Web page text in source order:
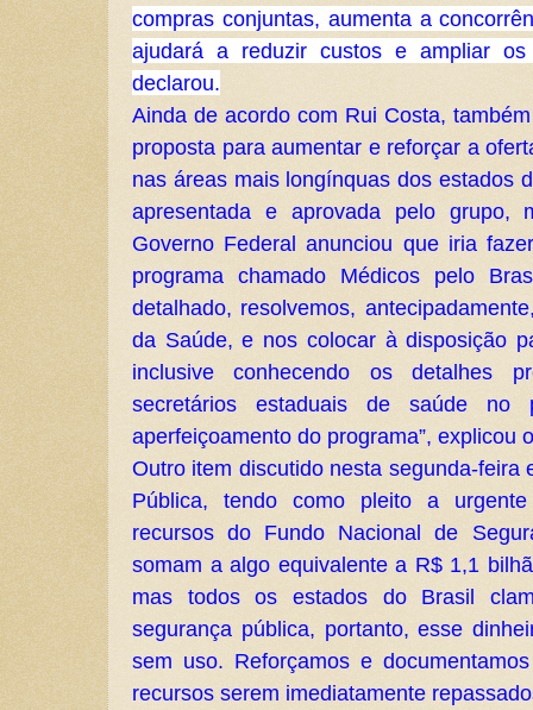
compras conjuntas, aumenta a
ajudará a reduzir custos e ampliar os
declarou.
Ainda de acordo com Rui Costa,
proposta para aumentar e reforçar a
nas áreas mais longínquas dos estados
apresentada e aprovada pelo grupo,
Governo Federal anunciou que iria
programa chamado Médicos pelo
detalhado, resolvemos,
da Saúde, e nos colocar à disposição
inclusive conhecendo os detalhes
secretários estaduais de saúde no
aperfeiçoamento do programa”, explicou
Outro item discutido nesta segunda-feira
Pública, tendo como pleito a
recursos do Fundo Nacional de
somam a algo equivalente a R$ 1,1
mas todos os estados do Brasil
segurança pública, portanto, esse
sem uso. Reforçamos e
recursos serem imediatamente